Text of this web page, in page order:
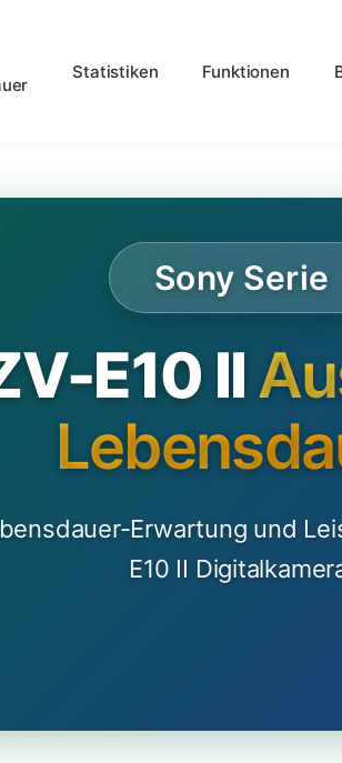
Statistiken Funktionen
Sony Serie
E10 II
Erwartung und
E10 II